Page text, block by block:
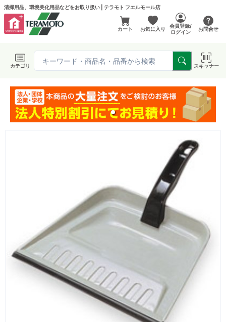
清掃用品、環境美化用品などをお取り扱い | テラモト フエルモール店
カート お気に入り
会員登録/
ログイン
お問合せ
カテゴリ スキャナー